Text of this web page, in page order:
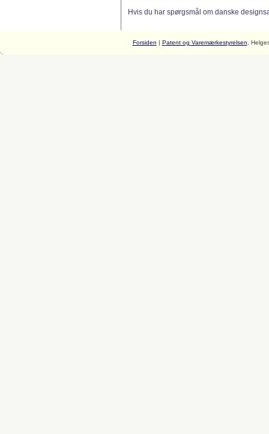
Hvis du har spørgsmål om danske
Forsiden | Patent og Varemærkestyrelsen ,